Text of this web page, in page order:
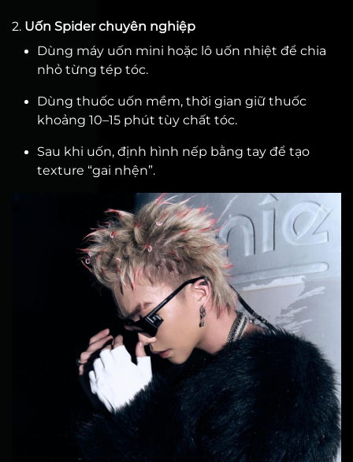
2. Uốn Spider chuyên nghiệp
Dùng máy uốn mini hoặc lô uốn nhiệt để chia
nhỏ từng tép tóc.
Dùng thuốc uốn mềm, thời gian giữ thuốc
khoảng 10–15 phút tùy chất tóc.
Sau khi uốn, định hình nếp bằng tay để tạo
texture “gai nhện”.